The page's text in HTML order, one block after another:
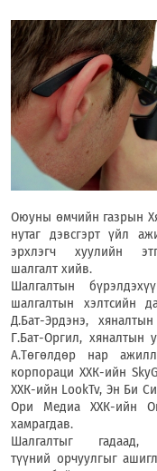
Оюуны өмчийн газрын
нутаг дэвсгэрт үйл
эрхлэгч хуулийн
шалгалт хийв.
Шалгалтын
шалгалтын хэлтсийн
Д.Бат-Эрдэнэ,
Г.Бат-Оргил, хяналтын
А.Төгөлдөр нар
корпораци ХХК-ийн
ХХК-ийн LookTv, Эн Би
Ори Медиа ХХК-ийн
хамрагдав.
Шалгалтыг
түүний орчуулгыг